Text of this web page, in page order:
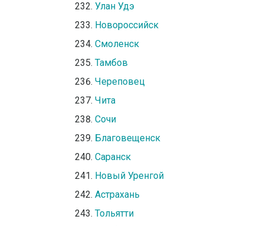
Улан Удэ
Новороссийск
Смоленск
Тамбов
Череповец
Чита
Сочи
Благовещенск
Саранск
Новый Уренгой
Астрахань
Тольятти